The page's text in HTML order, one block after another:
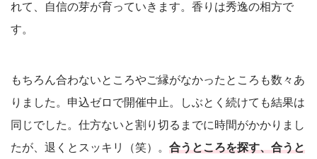
れて、自信の芽が育っていきます。香りは秀逸の相方で
す。
もちろん合わないところやご縁がなかったところも数々あ
りました。申込ゼロで開催中止。しぶとく続けても結果は
同じでした。仕方ないと割り切るまでに時間がかかりまし
たが、退くとスッキリ（笑）。 合うところを探す、合うと